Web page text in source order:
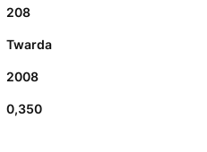
208
Twarda
2008
0,350